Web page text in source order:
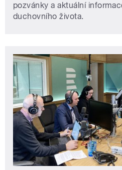
pozvánky a aktuální
duchovního života.